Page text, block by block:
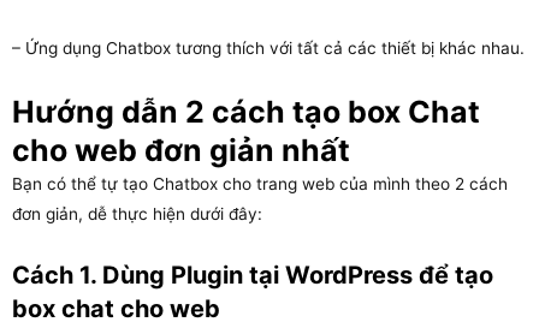
– Ứng dụng Chatbox tương thích với tất cả các thiết bị khác nhau.
Hướng dẫn 2 cách tạo box Chat
cho web đơn giản nhất
Bạn có thể tự tạo Chatbox cho trang web của mình theo 2 cách
đơn giản, dễ thực hiện dưới đây:
Cách 1. Dùng Plugin tại WordPress để tạo
box chat cho web